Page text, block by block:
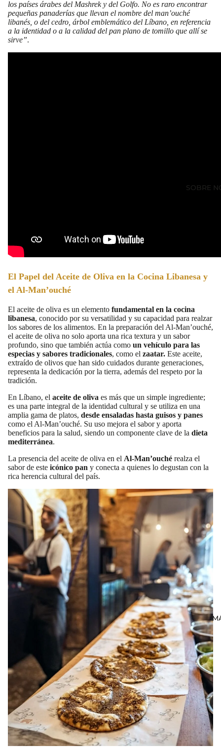
SOBRE
los países árabes del Mashrek y del Golfo. No es raro encontrar
pequeñas panaderías que llevan el nombre del man’ouché
libanés, o del cedro, árbol emblemático del Líbano, en referencia
a la identidad o a la calidad del pan plano de tomillo que allí se
sirve”.
El Papel del Aceite de Oliva en la Cocina Libanesa y
el Al-Man’ouché
El aceite de oliva es un elemento fundamental en la cocina
libanesa, conocido por su versatilidad y su capacidad para realzar
los sabores de los alimentos. En la preparación del Al-Man’ouché,
el aceite de oliva no solo aporta una rica textura y un sabor
profundo, sino que también actúa como un vehículo para las
especias y sabores tradicionales, como el zaatar. Este aceite,
extraído de olivos que han sido cuidados durante generaciones,
representa la dedicación por la tierra, además del respeto por la
tradición.
En Líbano, el aceite de oliva es más que un simple ingrediente;
es una parte integral de la identidad cultural y se utiliza en una
amplia gama de platos, desde ensaladas hasta guisos y panes
como el Al-Man’ouché. Su uso mejora el sabor y aporta
beneficios para la salud, siendo un componente clave de la dieta
mediterránea.
La presencia del aceite de oliva en el Al-Man’ouché realza el
sabor de este icónico pan y conecta a quienes lo degustan con la
rica herencia cultural del país.